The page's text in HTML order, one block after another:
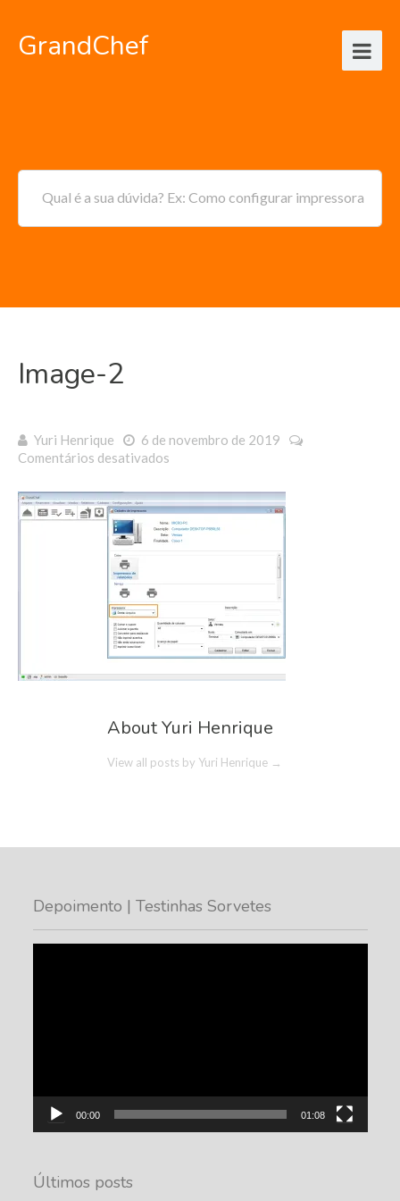
GrandChef
Qual é a sua dúvida? Ex: Como configurar impressora
Image-2
Yuri Henrique
6 de novembro de 2019
Comentários desativados
2
About Yuri Henrique
View all posts by Yuri Henrique →
Depoimento | Testinhas Sorvetes
00:00 01:08
Últimos posts